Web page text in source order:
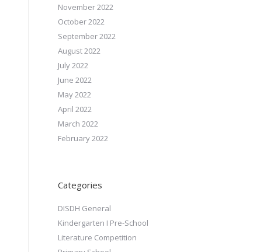
November 2022
October 2022
September 2022
August 2022
July 2022
June 2022
May 2022
April 2022
March 2022
February 2022
Categories
DISDH General
Kindergarten I Pre-School
Literature Competition